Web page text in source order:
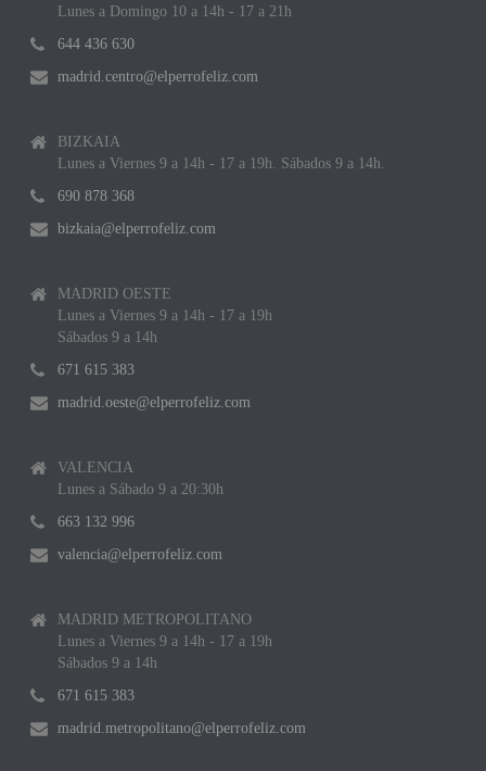
Lunes a Domingo 10 a 14h - 17 a 21h
644 436 630
madrid.centro@elperrofeliz.com
BIZKAIA
Lunes a Viernes 9 a 14h - 17 a 19h. Sábados 9 a 14h.
690 878 368
bizkaia@elperrofeliz.com
MADRID OESTE
Lunes a Viernes 9 a 14h - 17 a 19h
Sábados 9 a 14h
671 615 383
madrid.oeste@elperrofeliz.com
VALENCIA
Lunes a Sábado 9 a 20:30h
663 132 996
valencia@elperrofeliz.com
MADRID METROPOLITANO
Lunes a Viernes 9 a 14h - 17 a 19h
Sábados 9 a 14h
671 615 383
madrid.metropolitano@elperrofeliz.com